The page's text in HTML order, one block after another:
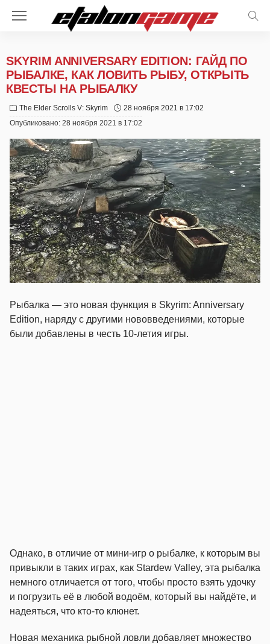
SKYRIM ANNIVERSARY EDITION: ГАЙД ПО
РЫБАЛКЕ, КАК ЛОВИТЬ РЫБУ, ОТКРЫТЬ
КВЕСТЫ НА РЫБАЛКУ
The Elder Scrolls V: Skyrim
28 ноября 2021 в 17:02
Опубликовано: 28 ноября 2021 в 17:02
Рыбалка — это новая функция в Skyrim: Anniversary
Edition, наряду с другими нововведениями, которые
были добавлены в честь 10-летия игры.
Однако, в отличие от мини-игр о рыбалке, к которым вы
привыкли в таких играх, как Stardew Valley, эта рыбалка
немного отличается от того, чтобы просто взять удочку
и погрузить её в любой водоём, который вы найдёте, и
надеяться, что кто-то клюнет.
Новая механика рыбной ловли добавляет множество